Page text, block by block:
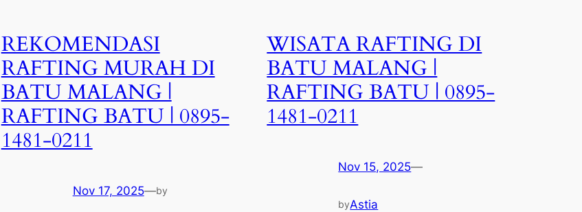
REKOMENDASI
RAFTING MURAH DI
BATU MALANG |
RAFTING BATU | 0895-
1481-0211
Nov 17, 2025—by
WISATA RAFTING DI
BATU MALANG |
RAFTING BATU | 0895-
1481-0211
Nov 15, 2025—
byAstia